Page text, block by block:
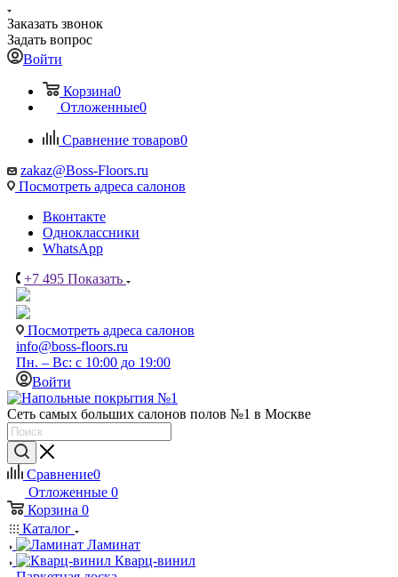
Заказать звонок
Задать вопрос
Войти
Корзина0
Отложенные0
Сравнение товаров0
zakaz@Boss-Floors.ru
Посмотреть адреса салонов
Вконтакте
Одноклассники
WhatsApp
+7 495 Показать
Посмотреть адреса салонов
info@boss-floors.ru
Пн. – Вс: с 10:00 до 19:00
Войти
Сеть самых больших салонов полов №1 в Москве
Сравнение0
Отложенные 0
Корзина 0
Каталог
Ламинат
Кварц-винил